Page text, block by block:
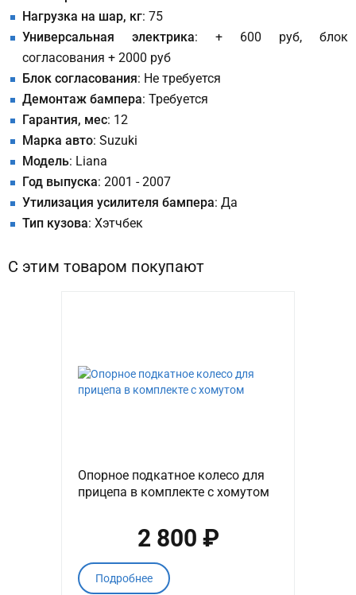
Нагрузка на шар, кг: 75
Универсальная электрика: + 600 руб, блок
согласования + 2000 руб
Блок согласования: Не требуется
Демонтаж бампера: Требуется
Гарантия, мес: 12
Марка авто: Suzuki
Модель: Liana
Год выпуска: 2001 - 2007
Утилизация усилителя бампера: Да
Тип кузова: Хэтчбек
С этим товаром покупают
Опорное подкатное колесо для
прицепа в комплекте с хомутом
2 800 ₽
Подробнее